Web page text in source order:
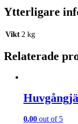
Ytterligare
Vikt 2 kg
Relaterade
0.00 out of 5